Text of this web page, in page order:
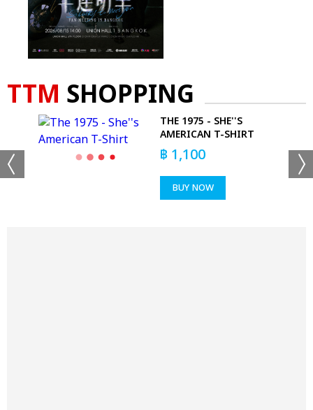
TTM SHOPPING
THE 1975 - SHE''S
AMERICAN T-SHIRT
฿ 1,100
BUY NOW